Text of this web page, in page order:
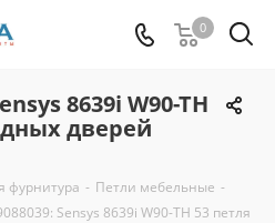
0
8639i W90-TH
дверей
фурнитура - Петли мебельные -
Sensys 8639i W90-TH 53 петля